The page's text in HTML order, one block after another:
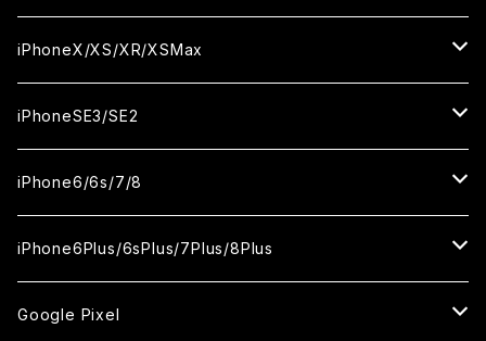
セラミックフィルム
セラミックフィルム
ガラスフィルム
セラミックフィルム
セラミックフィルム
ガラスフィルム
セラミックフィルム
iPhone14ProMax
ガラスフィルム
セラミックフィルム
セラミックフィルム
ガラスフィルム
セラミックフィルム
iPhone13ProMax
ガラスフィルム
セラミックフィルム
ガラスフィルム
セラミックフィルム
iPhone12mini
ガラスフィルム
セラミックフィルム
iPhone12ProMax
ガラスフィルム
セラミックフィルム
iPhone11
ガラスフィルム
セラミックフィルム
iPhone11Pro
ガラスフィルム
セラミックフィルム
iPhone11Pro Max
ガラスフィルム
セラミックフィルム
iPhoneX/XS/XR/XSMax
iPhoneX
ガラスフィルム
セラミックフィルム
iPhoneXS
ガラスフィルム
セラミックフィルム
iPhoneXR
ガラスフィルム
iPhoneXSMax
iPhoneSE3/SE2
iPhoneSE3
ガラスフィルム
ケース
iPhoneSE2
ガラスフィルム
iPhone6/6s/7/8
iPhone8
ガラスフィルム
iPhone7
iPhone6Plus/6sPlus/7Plus/8Plus
iPhone6Plus
Google Pixel